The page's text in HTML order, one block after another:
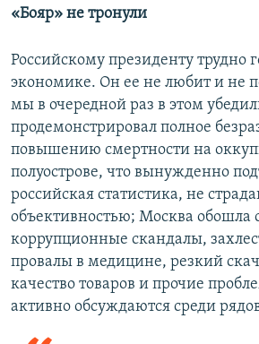
«Бояр» не тронули
Российскому президенту трудно
экономике. Он ее не любит и не
мы в очередной раз в этом
продемонстрировал полное
повышению смертности на
полуострове, что вынужденно
российская статистика, не
объективностью; Москва обошла
коррупционные скандалы,
провалы в медицине, резкий
качество товаров и прочие
активно обсуждаются среди